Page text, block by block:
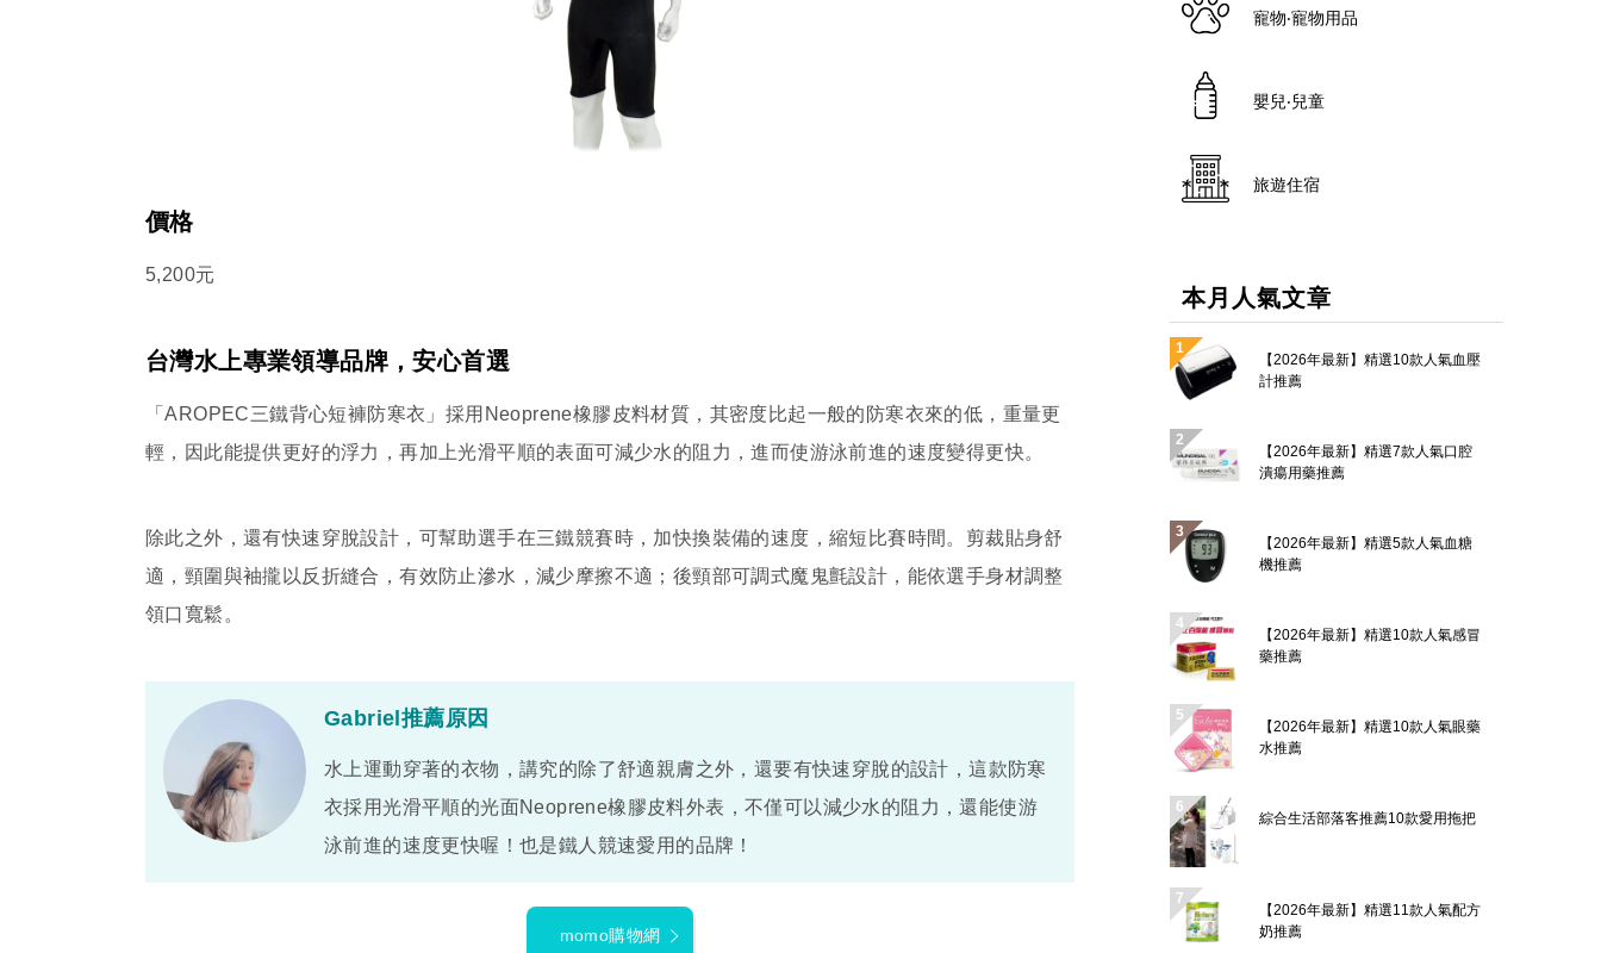
價格
5,200元
台灣水上專業領導品牌，安心首選
「AROPEC三鐵背心短褲防寒衣」採用Neoprene橡膠皮料材質，其密度比起一般的防寒衣來的低，重量更
輕，因此能提供更好的浮力，再加上光滑平順的表面可減少水的阻力，進而使游泳前進的速度變得更快。
除此之外，還有快速穿脫設計，可幫助選手在三鐵競賽時，加快換裝備的速度，縮短比賽時間。剪裁貼身舒
適，頸圍與袖攏以反折縫合，有效防止滲水，減少摩擦不適；後頸部可調式魔鬼氈設計，能依選手身材調整
領口寬鬆。
Gabriel推薦原因
水上運動穿著的衣物，講究的除了舒適親膚之外，還要有快速穿脫的設計，這款防寒
衣採用光滑平順的光面Neoprene橡膠皮料外表，不僅可以減少水的阻力，還能使游
泳前進的速度更快喔！也是鐵人競速愛用的品牌！
momo購物網
寵物‧寵物用品
嬰兒‧兒童
旅遊住宿
本月人氣文章
【2026年最新】精選10款人氣血壓
計推薦
【2026年最新】精選7款人氣口腔
潰瘍用藥推薦
【2026年最新】精選5款人氣血糖
機推薦
【2026年最新】精選10款人氣感冒
藥推薦
【2026年最新】精選10款人氣眼藥
水推薦
綜合生活部落客推薦10款愛用拖把
【2026年最新】精選11款人氣配方
奶推薦